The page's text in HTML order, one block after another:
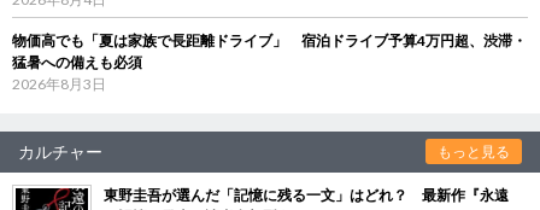
物価高でも「夏は家族で長距離ドライブ」 宿泊ドライブ予算4万円超、渋滞・
猛暑への備えも必須
2026年8月3日
カルチャー もっと見る
東野圭吾が選んだ「記憶に残る一文」はどれ？ 最新作『永遠